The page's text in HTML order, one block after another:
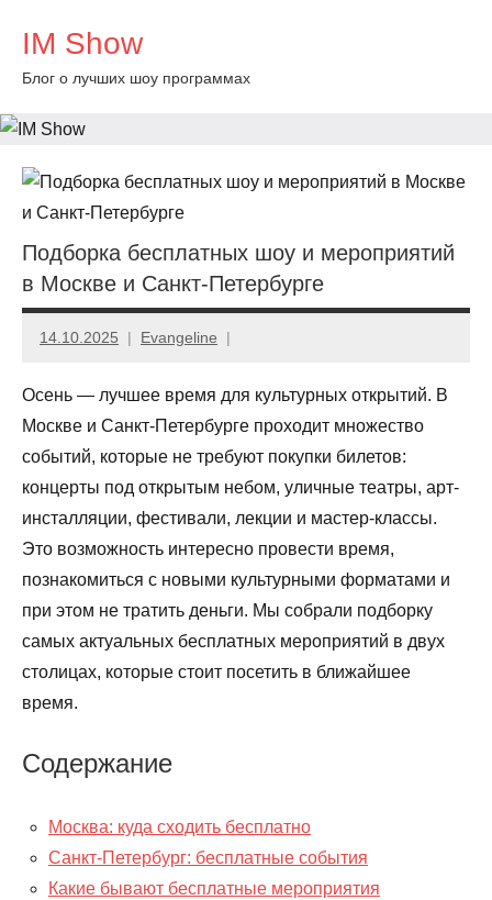
содержимому
IM Show
Блог о лучших шоу программах
Подборка бесплатных шоу и мероприятий
в Москве и Санкт-Петербурге
14.10.2025 Evangeline
Осень — лучшее время для культурных открытий. В
Москве и Санкт-Петербурге проходит множество
событий, которые не требуют покупки билетов:
концерты под открытым небом, уличные театры, арт-
инсталляции, фестивали, лекции и мастер-классы.
Это возможность интересно провести время,
познакомиться с новыми культурными форматами и
при этом не тратить деньги. Мы собрали подборку
самых актуальных бесплатных мероприятий в двух
столицах, которые стоит посетить в ближайшее
время.
Содержание
Москва: куда сходить бесплатно
Санкт-Петербург: бесплатные события
Какие бывают бесплатные мероприятия